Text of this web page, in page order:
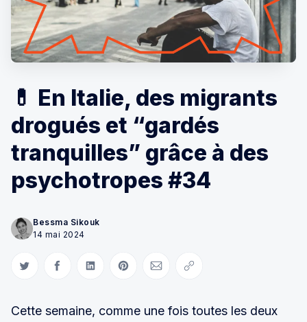
💊 En Italie, des migrants
drogués et “gardés
tranquilles” grâce à des
psychotropes #34
Bessma Sikouk
14 mai 2024
Partager sur Twitter
Partager sur Facebook
Partager sur LinkedIn
Partager sur Pinterest
Partager par Courriel
Copier le lien
Cette semaine, comme une fois toutes les deux